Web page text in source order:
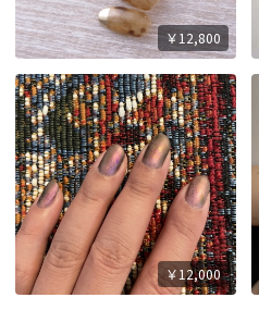
￥12,800
￥12,000